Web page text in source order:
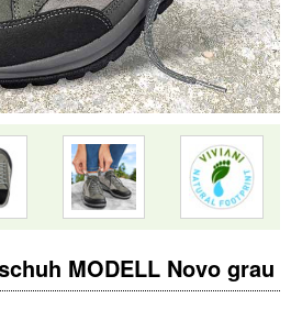
MODELL Novo grau